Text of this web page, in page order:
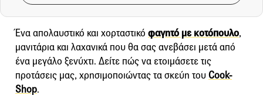
Ένα απολαυστικό και χορταστικό φαγητό με κοτόπουλο,
μανιτάρια και λαχανικά που θα σας ανεβάσει μετά από
ένα μεγάλο ξενύχτι. Δείτε πώς να ετοιμάσετε τις
προτάσεις μας, χρησιμοποιώντας τα σκεύη τoυ Cook-
Shop.